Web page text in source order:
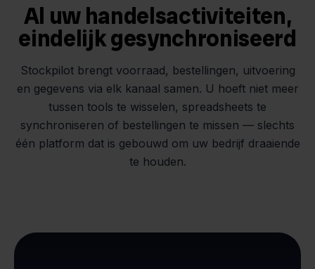
Al uw handelsactiviteiten,
eindelijk gesynchroniseerd
Stockpilot brengt voorraad, bestellingen, uitvoering
en gegevens via elk kanaal samen. U hoeft niet meer
tussen tools te wisselen, spreadsheets te
synchroniseren of bestellingen te missen — slechts
één platform dat is gebouwd om uw bedrijf draaiende
te houden.